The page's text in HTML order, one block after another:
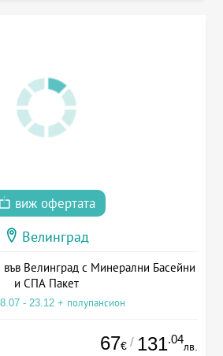
виж офертата
Велинград
във Велинград с Минерални Басейни
и СПА Пакет
- 23.12 + полупансион
67€ / 131.04
лв.